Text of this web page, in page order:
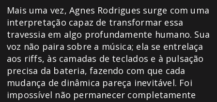
Mais uma vez, Agnes Rodrigues surge com uma
interpretação capaz de transformar essa
travessia em algo profundamente humano. Sua
voz não paira sobre a música; ela se entrelaça
aos riffs, às camadas de teclados e à pulsação
precisa da bateria, fazendo com que cada
mudança de dinâmica pareça inevitável. Foi
impossível não permanecer completamente